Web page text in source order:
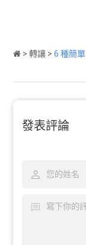
>轉讓 >6 種簡
發表評論